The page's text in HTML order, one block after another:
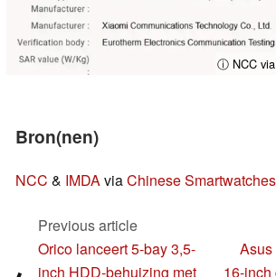
ⓘ NCC via
Bron(nen)
NCC & IMDA viaChinese Smartwatches
Previous article
Orico lanceert 5-bay 3,5-
inch HDD-behuizing met
16-